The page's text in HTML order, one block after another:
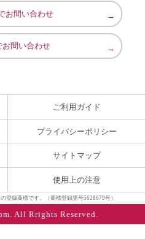
お問い合わせ
お問い合わせ
ご利用ガイド
プライバシーポリシー
サイトマップ
使用上の注意
登録商標です。（商標登録第号5628679号）
All Rrights Reserved.